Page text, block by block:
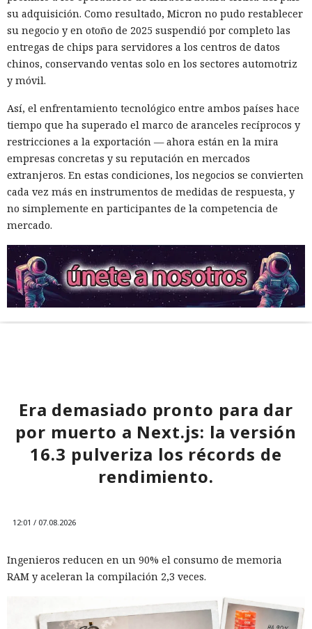
su adquisición. Como resultado, Micron no pudo restablecer
su negocio y en otoño de 2025 suspendió por completo las
entregas de chips para servidores a los centros de datos
chinos, conservando ventas solo en los sectores automotriz
y móvil.
Así, el enfrentamiento tecnológico entre ambos países hace
tiempo que ha superado el marco de aranceles recíprocos y
restricciones a la exportación — ahora están en la mira
empresas concretas y su reputación en mercados
extranjeros. En estas condiciones, los negocios se convierten
cada vez más en instrumentos de medidas de respuesta, y
no simplemente en participantes de la competencia de
mercado.
Era demasiado pronto para dar
por muerto a Next.js: la versión
16.3 pulveriza los récords de
rendimiento.
12:01 / 07.08.2026
Ingenieros reducen en un 90% el consumo de memoria
RAM y aceleran la compilación 2,3 veces.